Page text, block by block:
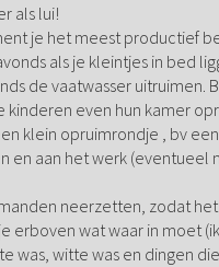
als lui!
je het meest productief
als je kleintjes in bed
de vaatwasser uitruimen.
kinderen even hun kamer
klein opruimrondje , bv
en aan het werk (eventueel
neerzetten, zodat het
erboven wat waar in moet
was, witte was en dingen